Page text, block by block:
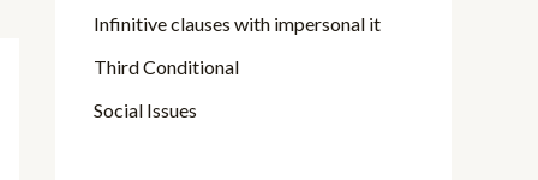
Infinitive clauses with impersonal it
Third Conditional
Social Issues